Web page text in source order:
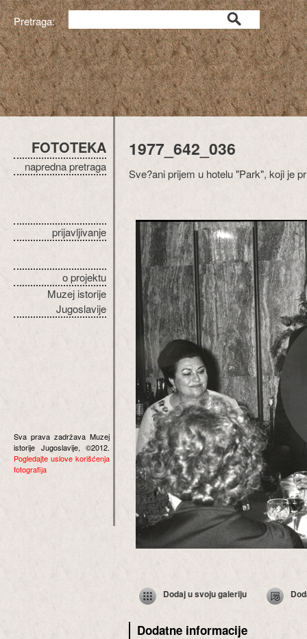
Pretraga:
FOTOTEKA
napredna pretraga
prijavljivanje
o projektu
Muzej istorije
Jugoslavije
Sva prava zadržava Muzej
istorije Jugoslavije, ©2012.
Pogledajte uslove korišćenja
fotografija
1977_642_036
Sve?ani prijem u hotelu "Park", koji je
Dodaj u svoju galeriju
Dodatne informacije